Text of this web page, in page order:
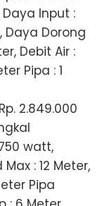
Input :
Daya Dorong
Debit Air :
Pipa : 1
Rp. 2.849.000
watt,
: 12 Meter,
Pipa